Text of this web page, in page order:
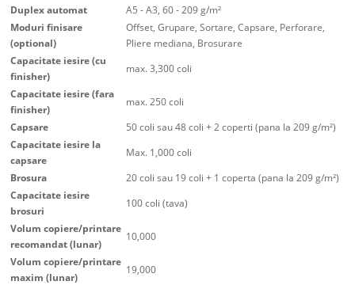
Duplex automat
A5 - A3, 60 - 209 g/m²
Moduri finisare
(optional)
Offset, Grupare, Sortare, Capsare, Perforare,
Pliere mediana, Brosurare
Capacitate iesire (cu
finisher)
max. 3,300 coli
Capacitate iesire (fara
finisher)
max. 250 coli
Capsare
50 coli sau 48 coli + 2 coperti (pana la 209 g/m²)
Capacitate iesire la
capsare
Max. 1,000 coli
Brosura
20 coli sau 19 coli + 1 coperta (pana la 209 g/m²)
Capacitate iesire
brosuri
100 coli (tava)
Volum copiere/printare
recomandat (lunar)
10,000
Volum copiere/printare
maxim (lunar)
19,000